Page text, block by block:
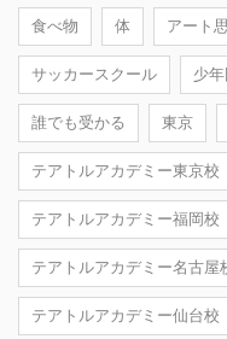
食べ物 体 アート
サッカースクール 少年
誰でも受かる 東京
テアトルアカデミー東京校
テアトルアカデミー福岡校
テアトルアカデミー名古屋
テアトルアカデミー仙台校